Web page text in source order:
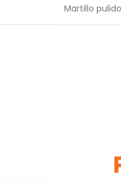
Martillo